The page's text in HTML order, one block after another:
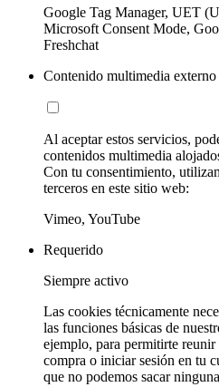
Google Tag Manager, UET
Microsoft Consent Mode,
Freshchat
Contenido multimedia externo
Al aceptar estos servicios,
contenidos multimedia
Con tu consentimiento,
terceros en este sitio web:
Vimeo, YouTube
Requerido
Siempre activo
Las cookies técnicamente
las funciones básicas de
ejemplo, para permitirte reunir
compra o iniciar sesión en tu
que no podemos sacar